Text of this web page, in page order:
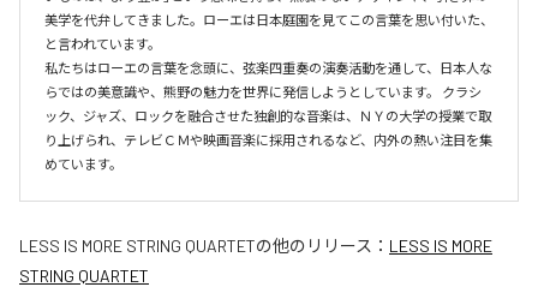
美学を代弁してきました。ローエは日本庭園を見てこの言葉を思い付いた、
と言われています。
私たちはローエの言葉を念頭に、弦楽四重奏の演奏活動を通して、日本人な
らではの美意識や、熊野の魅力を世界に発信しようとしています。 クラシ
ック、ジャズ、ロックを融合させた独創的な音楽は、ＮＹの大学の授業で取
り上げられ、テレビＣＭや映画音楽に採用されるなど、内外の熱い注目を集
めています。
LESS IS MORE STRING QUARTETの他のリリース： LESS IS MORE
STRING QUARTET